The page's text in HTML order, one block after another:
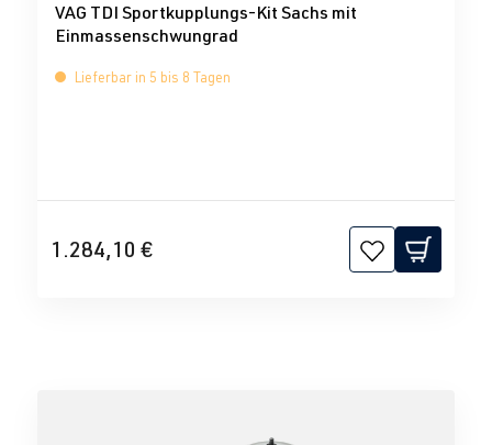
VAG TDI Sportkupplungs-Kit Sachs mit
Einmassenschwungrad
Lieferbar in 5 bis 8 Tagen
1.284,10 €